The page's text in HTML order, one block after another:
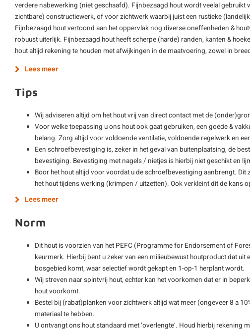
verdere nabewerking (niet geschaafd). Fijnbezaagd hout wordt veelal gebruikt
zichtbare) constructiewerk, of voor zichtwerk waarbij juist een rustieke
Fijnbezaagd hout vertoond aan het oppervlak nog diverse oneffenheden &
robuust uiterlijk. Fijnbezaagd hout heeft scherpe (harde) randen, kanten &
hout altijd rekening te houden met afwijkingen in de maatvoering, zowel in
Lees meer
Tips
Wij adviseren altijd om het hout vrij van direct contact met de
Voor welke toepassing u ons hout ook gaat gebruiken, een goede &
belang. Zorg altijd voor voldoende ventilatie, voldoende regelwerk en
Een schroefbevestiging is, zeker in het geval van buitenplaatsing, de
bevestiging. Bevestiging met nagels / nietjes is hierbij niet geschikt en
Boor het hout altijd voor voordat u de schroefbevestiging aanbrengt.
het hout tijdens werking (krimpen / uitzetten). Ook verkleint dit de kans
Lees meer
Norm
Dit hout is voorzien van het PEFC (Programme for Endorsement of
keurmerk. Hierbij bent u zeker van een milieubewust houtproduct dat uit
bosgebied komt, waar selectief wordt gekapt en 1-op-1 herplant wordt.
Wij streven naar spintvrij hout, echter kan het voorkomen dat er in
hout voorkomt.
Bestel bij (rabat)planken voor zichtwerk altijd wat meer (ongeveer 8 a
materiaal te hebben.
U ontvangt ons hout standaard met ‘overlengte’. Houd hierbij rekening